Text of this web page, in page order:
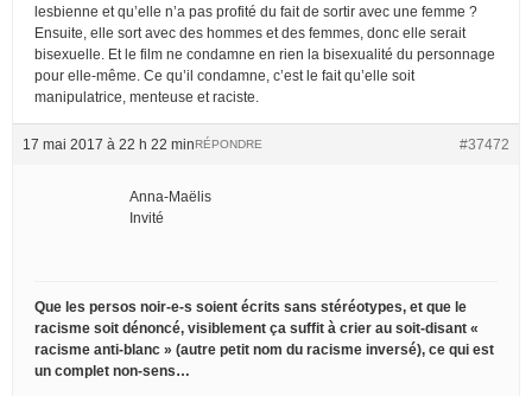
lesbienne et qu’elle n’a pas profité du fait de sortir avec une femme ?
Ensuite, elle sort avec des hommes et des femmes, donc elle serait
bisexuelle. Et le film ne condamne en rien la bisexualité du personnage
pour elle-même. Ce qu’il condamne, c’est le fait qu’elle soit
manipulatrice, menteuse et raciste.
17 mai 2017 à 22 h 22 min #37472
RÉPONDRE
Anna-Maëlis
Invité
Que les persos noir-e-s soient écrits sans stéréotypes, et que le
racisme soit dénoncé, visiblement ça suffit à crier au soit-disant «
racisme anti-blanc » (autre petit nom du racisme inversé), ce qui est
un complet non-sens…